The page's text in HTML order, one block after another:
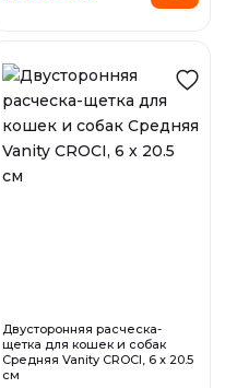
Двусторонняя расческа-
щетка для кошек и собак
Средняя Vanity CROCI, 6 х 20.5
см